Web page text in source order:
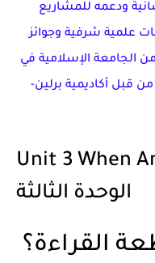
ودعمه للمشاريع
علمية شرفية وجوائز
الجامعة الإسلامية في
من قبل أكاديمية برلين-
Unit 3 When
القراءة؟